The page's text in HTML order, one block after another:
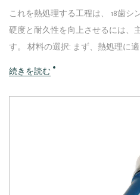
これを熱処理する工程は、 18歯
硬度と耐久性を向上させるには、
す。 材料の選択: まず、熱処理に
続きを読む